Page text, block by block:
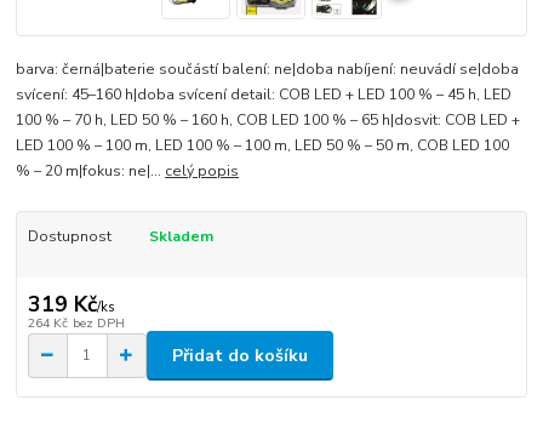
barva: černá|baterie součástí balení: ne|doba nabíjení: neuvádí se|doba
svícení: 45–160 h|doba svícení detail: COB LED + LED 100 % – 45 h, LED
100 % – 70 h, LED 50 % – 160 h, COB LED 100 % – 65 h|dosvit: COB LED +
LED 100 % – 100 m, LED 100 % – 100 m, LED 50 % – 50 m, COB LED 100
% – 20 m|fokus: ne|... celý popis
Dostupnost Skladem
319 Kč/ks
264 Kč bez DPH
Přidat do košíku